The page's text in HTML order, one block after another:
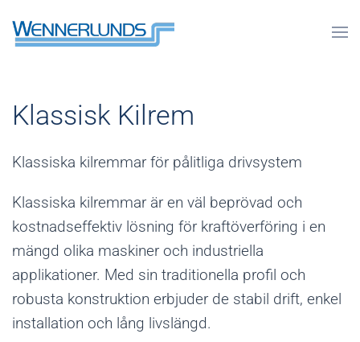
Klassisk Kilrem
Klassiska kilremmar för pålitliga drivsystem
Klassiska kilremmar är en väl beprövad och
kostnadseffektiv lösning för kraftöverföring i en
mängd olika maskiner och industriella
applikationer. Med sin traditionella profil och
robusta konstruktion erbjuder de stabil drift, enkel
installation och lång livslängd.